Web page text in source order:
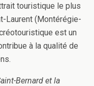
touristique le plus
Laurent (Montérégie-
est un
à la qualité de
Bernard et la